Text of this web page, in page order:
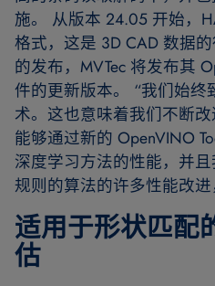
施。 从版本 24.05 开始，
格式，这是 3D CAD 数据
的发布，MVTec 将发布其
件的更新版本。 “我们始
术。这也意味着我们不断
能够通过新的 OpenVINO
深度学习方法的性能，并
规则的算法的许多性能改进
适用于形状匹配
估